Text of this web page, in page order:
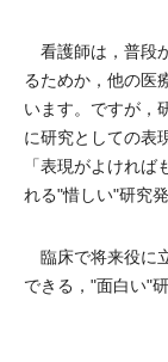
看護師は，普段
るためか，他の医
います。ですが，
に研究としての表
「表現がよけれ
れる"惜しい"研究
臨床で将来役に
できる，"面白い"